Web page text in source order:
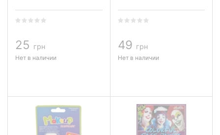
25 грн
Нет в наличии
49 грн
Нет в наличии